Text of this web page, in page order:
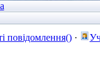
повідомлення() ·